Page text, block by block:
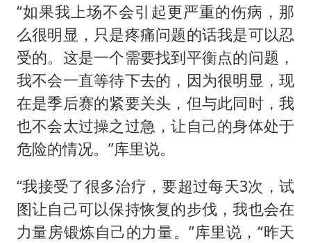
“如果我上场不会引起更严重的伤病，那
么很明显，只是疼痛问题的话我是可以忍
受的。这是一个需要找到平衡点的问题，
我不会一直等待下去的，因为很明显，现
在是季后赛的紧要关头，但与此同时，我
也不会太过操之过急，让自己的身体处于
危险的情况。”库里说。
“我接受了很多治疗，要超过每天3次，试
图让自己可以保持恢复的步伐，我也会在
力量房锻炼自己的力量。”库里说，“昨天